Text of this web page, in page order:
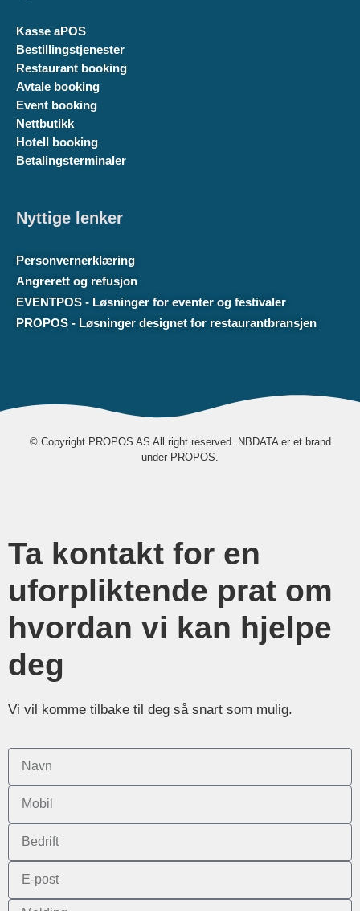
Kasse aPOS
Bestillingstjenester
Restaurant booking
Avtale booking
Event booking
Nettbutikk
Hotell booking
Betalingsterminaler
Nyttige lenker
Personvernerklæring
Angrerett og refusjon
EVENTPOS - Løsninger for eventer og festivaler
PROPOS - Løsninger designet for restaurantbransjen
© Copyright PROPOS AS All right reserved. NBDATA er et brand
under PROPOS.
Ta kontakt for en
uforpliktende prat om
hvordan vi kan hjelpe
deg
Vi vil komme tilbake til deg så snart som mulig.